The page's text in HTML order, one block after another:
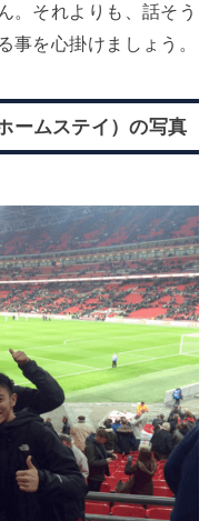
。それよりも、話そう
事を心掛けましょう。
ームステイ）の写真